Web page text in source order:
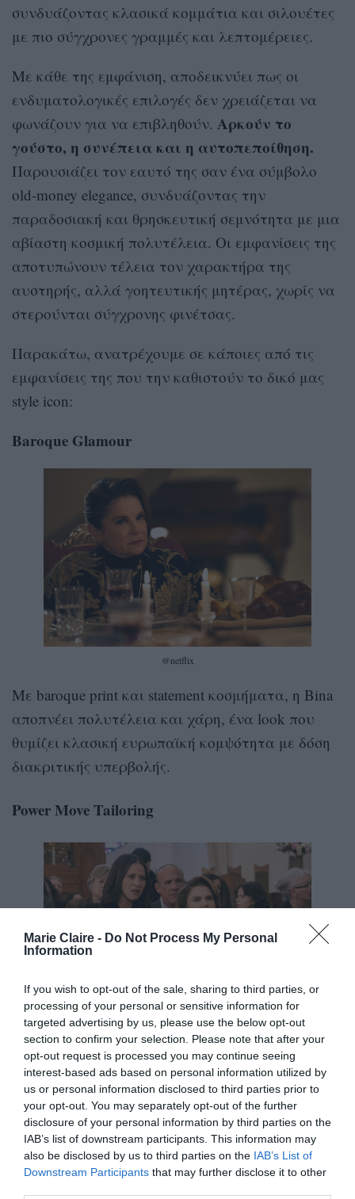
Marie Claire - Do Not Process My Personal
Information
If you wish to opt-out of the sale, sharing to third parties, or
processing of your personal or sensitive information for
targeted advertising by us, please use the below opt-out
section to confirm your selection. Please note that after your
opt-out request is processed you may continue seeing
interest-based ads based on personal information utilized by
us or personal information disclosed to third parties prior to
your opt-out. You may separately opt-out of the further
disclosure of your personal information by third parties on the
IAB’s list of downstream participants. This information may
also be disclosed by us to third parties on the IAB’s List of
Downstream Participants that may further disclose it to other
συνδυάζοντας κλασικά κομμάτια και σιλουέτες
με πιο σύγχρονες γραμμές και λεπτομέρειες.
Με κάθε της εμφάνιση, αποδεικνύει πως οι
ενδυματολογικές επιλογές δεν χρειάζεται να
φωνάζουν για να επιβληθούν. Αρκούν το
γούστο, η συνέπεια και η αυτοπεποίθηση.
Παρουσιάζει τον εαυτό της σαν ένα σύμβολο
old-money elegance, συνδυάζοντας την
παραδοσιακή και θρησκευτική σεμνότητα με μια
αβίαστη κοσμική πολυτέλεια. Οι εμφανίσεις της
αποτυπώνουν τέλεια τον χαρακτήρα της
αυστηρής, αλλά γοητευτικής μητέρας, χωρίς να
στερούνται σύγχρονης φινέτσας.
Παρακάτω, ανατρέχουμε σε κάποιες από τις
εμφανίσεις της που την καθιστούν το δικό μας
style icon:
Baroque Glamour
@netflix
Με baroque print και statement κοσμήματα, η Bina
αποπνέει πολυτέλεια και χάρη, ένα look που
θυμίζει κλασική ευρωπαϊκή κομψότητα με δόση
διακριτικής υπερβολής.
Power Move Tailoring
Netflix
Σε μια πιο μετρημένη, αρχιτεκτονική εμφάνιση,
επιλέγει σακάκι σε γκρι αποχρώσεις με
γεωμετρική γραμμή, συνδυασμένο με χρυσή
αλυσίδα και σκουλαρίκια με πέρλες. Η εικόνα
της αποπνέει εξουσία και αυτοπεποίθηση.